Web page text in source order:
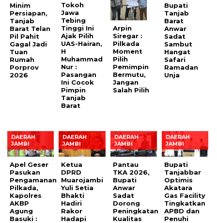
Minim
Persiapan,
Tanjab
Barat Telan
Pil Pahit
Gagal Jadi
Tuan
Rumah
Porprov
2026
Tokoh
Jawa
Tebing
Tinggi Ini
Ajak Pilih
UAS-Hairan,
H
Muhammad
Nur :
Pasangan
Ini Cocok
Pimpin
Tanjab
Barat
Arpin
Siregar :
Pilkada
Moment
Pilih
Pemimpin
Bermutu,
Jangan
Salah Pilih
Bupati
Tanjab
Barat
Anwar
Sadat
Sambut
Hangat
Safari
Ramadan
Unja
DAERAH
JAMBI
Apel Geser
Pasukan
Pengamanan
Pilkada,
Kapolres
AKBP
Agung
Basuki :
DAERAH
JAMBI
Ketua
DPRD
Muarojambi
Yuli Setia
Bhakti
Hadiri
Rakor
Hadapi
DAERAH
JAMBI
Pantau
TKA 2026,
Bupati
Anwar
Sadat
Dorong
Peningkatan
Kualitas
DAERAH
JAMBI
Bupati
Tanjabbar
Optimis
Akatara
Gas Facility
Tingkatkan
APBD dan
Penuhi